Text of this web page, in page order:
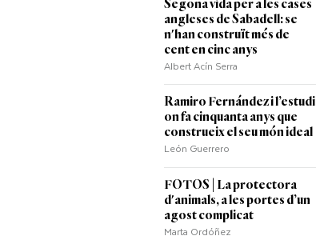
Segona vida per a les cases
angleses de Sabadell: se
n'han construït més de
cent en cinc anys
Albert Acín Serra
Ramiro Fernández i l’estudi
on fa cinquanta anys que
construeix el seu món ideal
León Guerrero
FOTOS | La protectora
d'animals, a les portes d’un
agost complicat
Marta Ordóñez